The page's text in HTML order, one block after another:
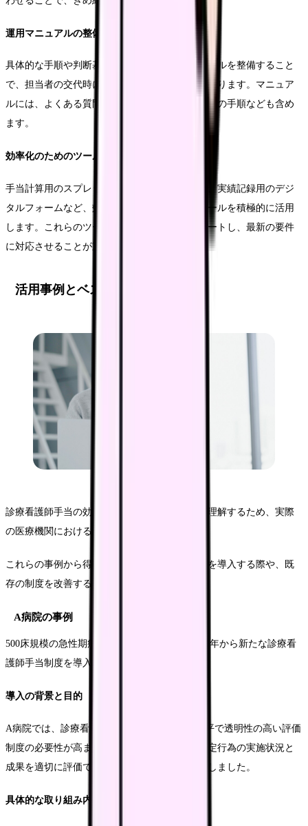
運用マニュアルの整備
具体的な手順や判断基準を明記した運用マニュアルを整備すること
で、担当者の交代時にも一貫した運用が可能となります。マニュア
ルには、よくある質問への回答や、トラブル対応の手順なども含め
ます。
効率化のためのツール活用
手当計算用のスプレッドシートテンプレートや、実績記録用のデジ
タルフォームなど、効率的な運用を支援するツールを積極的に活用
します。これらのツールは、定期的にアップデートし、最新の要件
に対応させることが重要です。
活用事例とベストプラクティス
診療看護師手当の効果的な運用方法を具体的に理解するため、実際
の医療機関における活用事例を紹介します。
これらの事例から得られる知見は、新たに制度を導入する際や、既
存の制度を改善する際の参考となります。
A病院の事例
500床規模の急性期病院であるA病院では、2024年から新たな診療看
護師手当制度を導入し、成功を収めています。
導入の背景と目的
A病院では、診療看護師の増加に伴い、より公平で透明性の高い評価
制度の必要性が高まっていました。そこで、特定行為の実施状況と
成果を適切に評価できる新しい手当制度を構築しました。
具体的な取り組み内容